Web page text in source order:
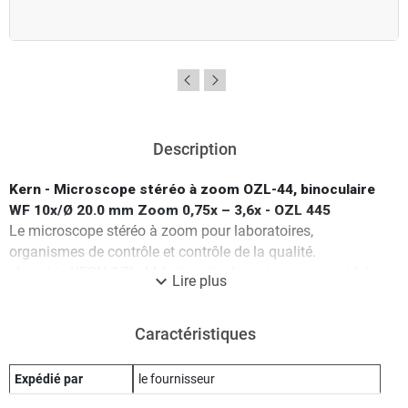
Description
Kern - Microscope stéréo à zoom OZL-44, binoculaire
WF 10x/Ø 20.0 mm Zoom 0,75x – 3,6x - OZL 445
Le microscope stéréo à zoom pour laboratoires,
organismes de contrôle et contrôle de la qualité.
· La série KERN OZL-44 fait partie des microscopes stéréo
à zoom qui vous convaincront par leur qualité, leur facilité
standard assure un éclairage optimal de votre échantillon
· Outre ses très bonnes propriétés optiques, il offre grâce à
expand_more Lire plus
Caractéristiques
Expédié par le fournisseur